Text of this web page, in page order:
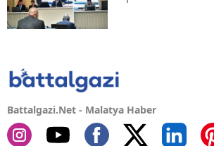
Battalgazi.Net - Malatya Haber